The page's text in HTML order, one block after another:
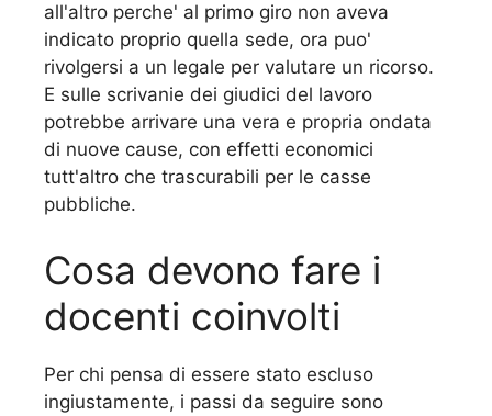
all'altro perche' al primo giro non aveva
indicato proprio quella sede, ora puo'
rivolgersi a un legale per valutare un ricorso.
E sulle scrivanie dei giudici del lavoro
potrebbe arrivare una vera e propria ondata
di nuove cause, con effetti economici
tutt'altro che trascurabili per le casse
pubbliche.
Cosa devono fare i
docenti coinvolti
Per chi pensa di essere stato escluso
ingiustamente, i passi da seguire sono